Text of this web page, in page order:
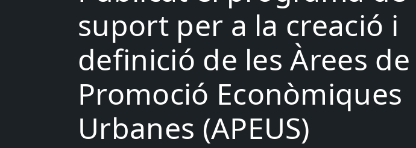
suport per a la creació i
definició de les Àrees de
Promoció Econòmiques
Urbanes (APEUS)